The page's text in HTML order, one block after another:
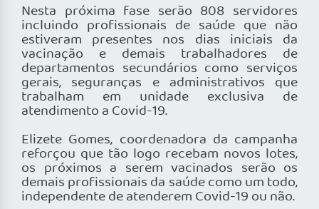
Nesta próxima fase serão 808 servidores
incluindo profissionais de saúde que não
estiveram presentes nos dias iniciais da
vacinação e demais trabalhadores de
departamentos secundários como serviços
gerais, seguranças e administrativos que
trabalham em unidade exclusiva de
atendimento a Covid-19.
Elizete Gomes, coordenadora da campanha
reforçou que tão logo recebam novos lotes,
os próximos a serem vacinados serão os
demais profissionais da saúde como um todo,
independente de atenderem Covid-19 ou não.